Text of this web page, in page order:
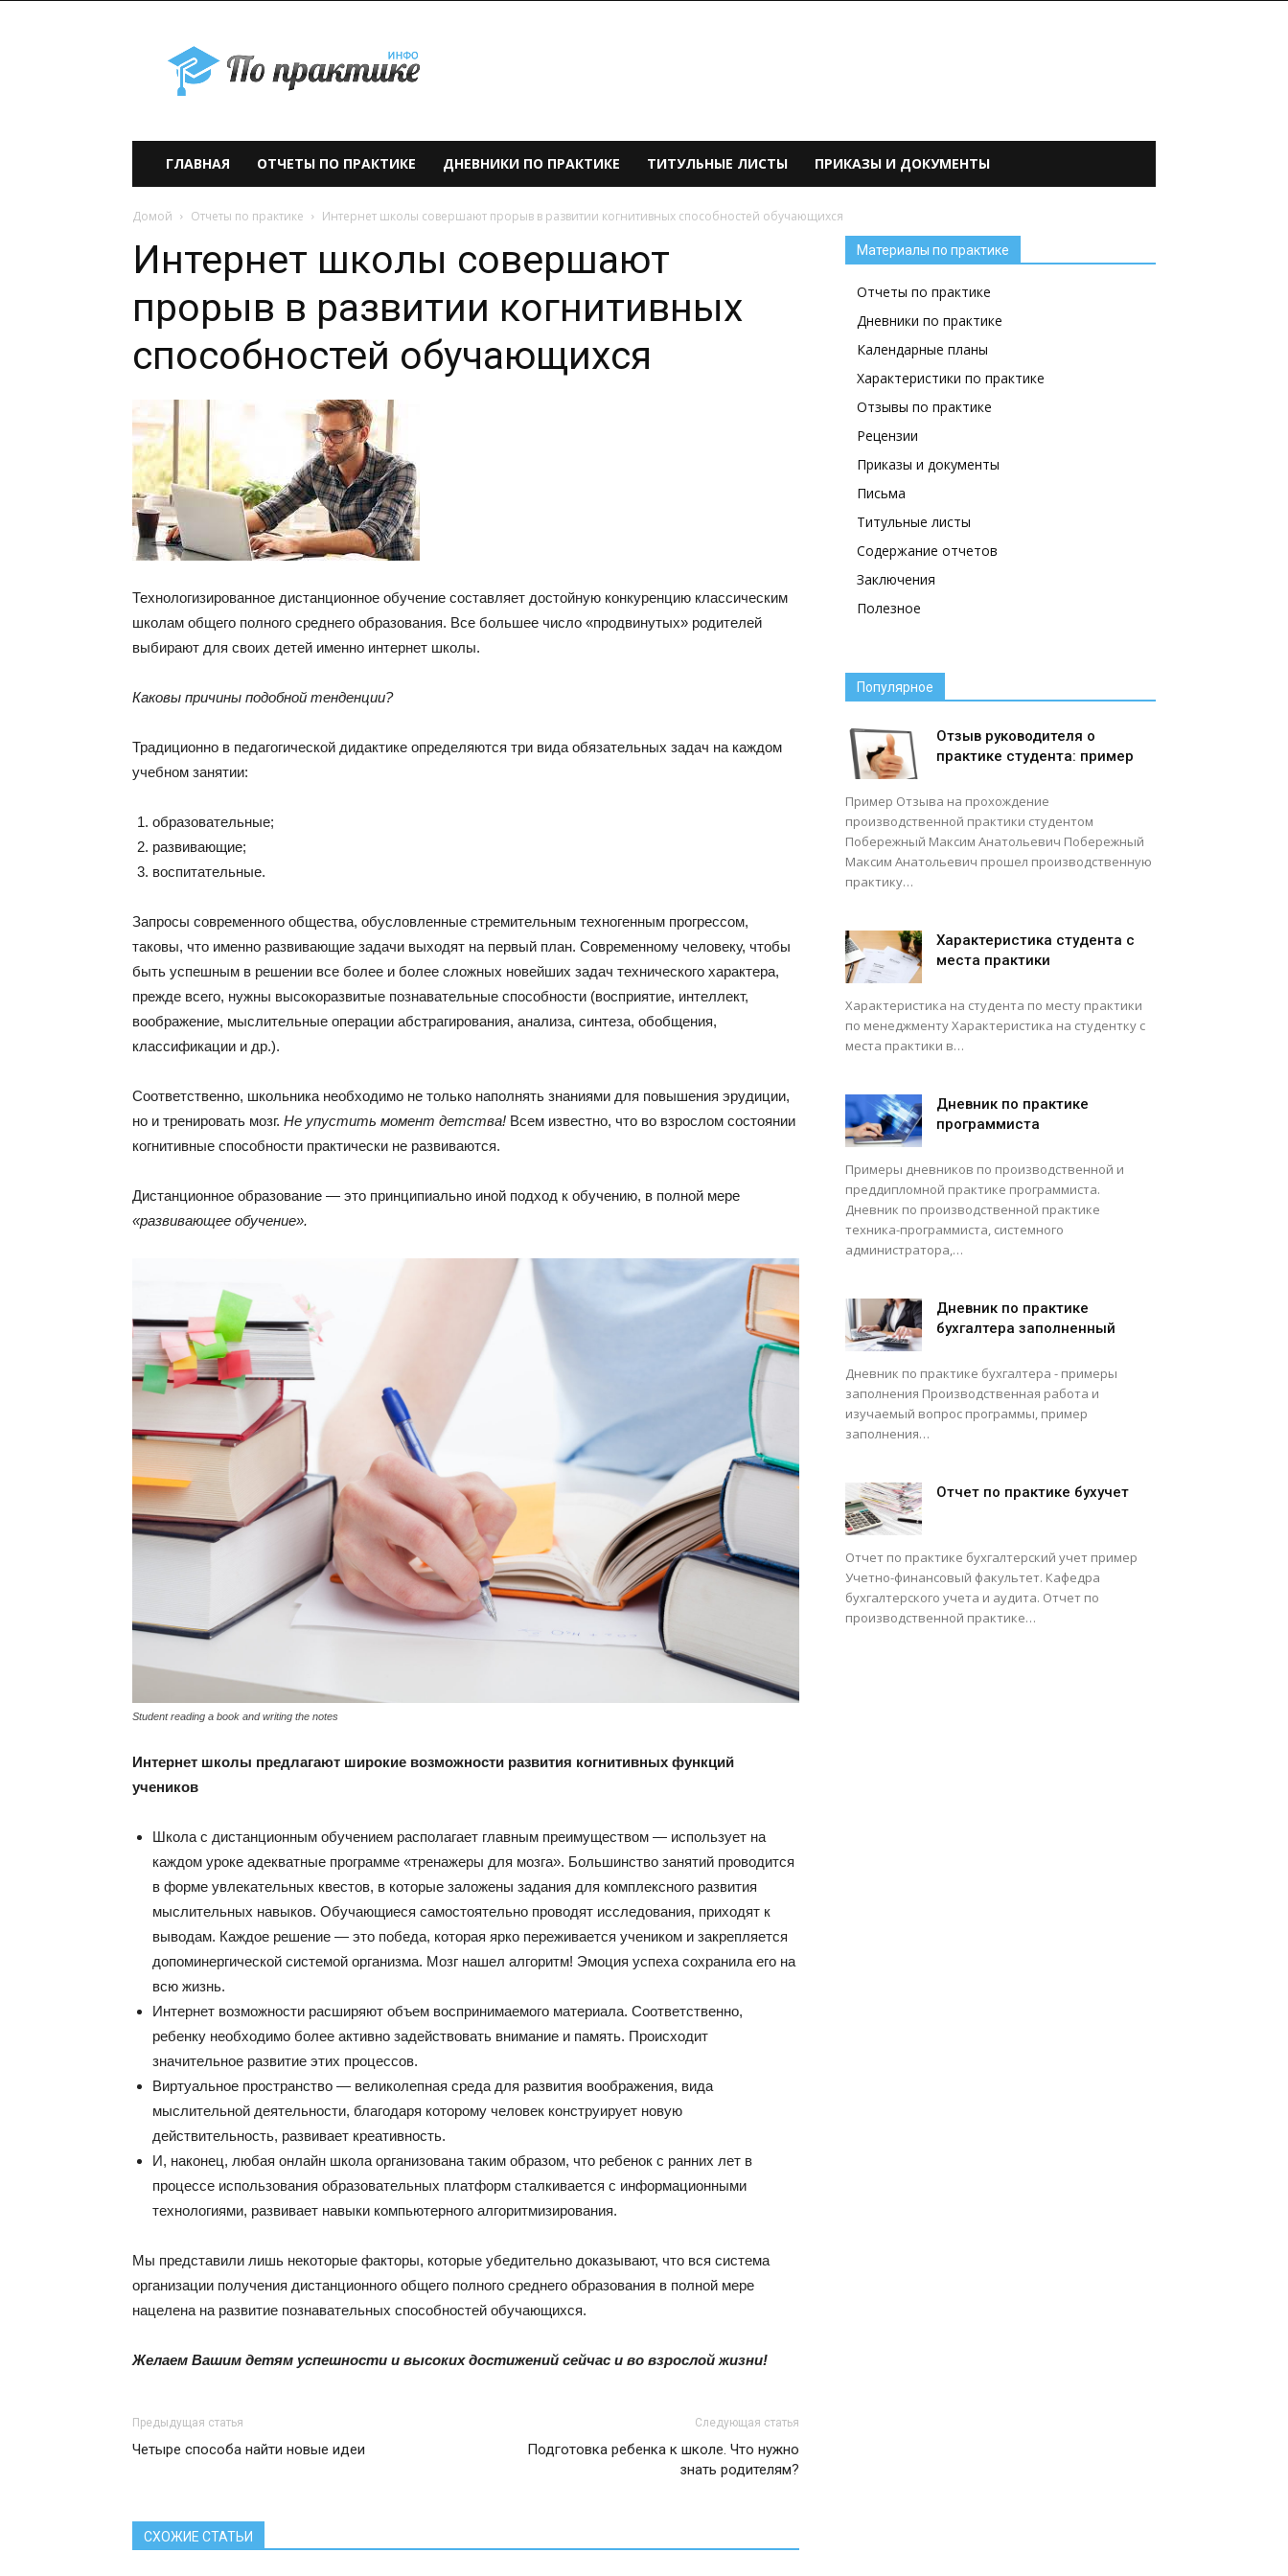
практике» —
учебно-
образовательный
ГЛАВНАЯ ОТЧЕТЫ ПО ПРАКТИКЕ ДНЕВНИКИ ПО ПРАКТИКЕ ТИТУЛЬНЫЕ ЛИСТЫ ПРИКАЗЫ И ДОКУМЕНТЫ
Домой Отчеты по практике Интернет школы совершают прорыв в развитии когнитивных способностей обучающихся
Интернет школы совершают
прорыв в развитии когнитивных
способностей обучающихся
Технологизированное дистанционное обучение составляет достойную конкуренцию классическим
школам общего полного среднего образования. Все большее число «продвинутых» родителей
выбирают для своих детей именно интернет школы.
Каковы причины подобной тенденции?
Традиционно в педагогической дидактике определяются три вида обязательных задач на каждом
учебном занятии:
образовательные;
развивающие;
воспитательные.
Запросы современного общества, обусловленные стремительным техногенным прогрессом,
таковы, что именно развивающие задачи выходят на первый план. Современному человеку, чтобы
быть успешным в решении все более и более сложных новейших задач технического характера,
прежде всего, нужны высокоразвитые познавательные способности (восприятие, интеллект,
воображение, мыслительные операции абстрагирования, анализа, синтеза, обобщения,
классификации и др.).
Соответственно, школьника необходимо не только наполнять знаниями для повышения эрудиции,
но и тренировать мозг. Не упустить момент детства! Всем известно, что во взрослом состоянии
когнитивные способности практически не развиваются.
Дистанционное образование — это принципиально иной подход к обучению, в полной мере
«развивающее обучение».
Student reading a book and writing the notes
Интернет школы предлагают широкие возможности развития когнитивных функций
учеников
Школа с дистанционным обучением располагает главным преимуществом — использует на
каждом уроке адекватные программе «тренажеры для мозга». Большинство занятий проводится
в форме увлекательных квестов, в которые заложены задания для комплексного развития
мыслительных навыков. Обучающиеся самостоятельно проводят исследования, приходят к
выводам. Каждое решение — это победа, которая ярко переживается учеником и закрепляется
допоминергической системой организма. Мозг нашел алгоритм! Эмоция успеха сохранила его на
всю жизнь.
Интернет возможности расширяют объем воспринимаемого материала. Соответственно,
ребенку необходимо более активно задействовать внимание и память. Происходит
значительное развитие этих процессов.
Виртуальное пространство — великолепная среда для развития воображения, вида
мыслительной деятельности, благодаря которому человек конструирует новую
действительность, развивает креативность.
И, наконец, любая онлайн школа организована таким образом, что ребенок с ранних лет в
процессе использования образовательных платформ сталкивается с информационными
технологиями, развивает навыки компьютерного алгоритмизирования.
Мы представили лишь некоторые факторы, которые убедительно доказывают, что вся система
организации получения дистанционного общего полного среднего образования в полной мере
нацелена на развитие познавательных способностей обучающихся.
Желаем Вашим детям успешности и высоких достижений сейчас и во взрослой жизни!
Предыдущая статья
Четыре способа найти новые идеи
Следующая статья
Подготовка ребенка к школе. Что нужно
знать родителям?
СХОЖИЕ СТАТЬИ
Материалы по практике
Отчеты по практике
Дневники по практике
Календарные планы
Характеристики по практике
Отзывы по практике
Рецензии
Приказы и документы
Письма
Титульные листы
Содержание отчетов
Заключения
Полезное
Популярное
Отзыв руководителя о
практике студента: пример
Пример Отзыва на прохождение
производственной практики студентом
Побережный Максим Анатольевич Побережный
Максим Анатольевич прошел производственную
практику…
Характеристика студента с
места практики
Характеристика на студента по месту практики
по менеджменту Характеристика на студентку с
места практики в…
Дневник по практике
программиста
Примеры дневников по производственной и
преддипломной практике программиста.
Дневник по производственной практике
техника-программиста, системного
администратора,…
Дневник по практике
бухгалтера заполненный
Дневник по практике бухгалтера - примеры
заполнения Производственная работа и
изучаемый вопрос программы, пример
заполнения…
Отчет по практике бухучет
Отчет по практике бухгалтерский учет пример
Учетно-финансовый факультет. Кафедра
бухгалтерского учета и аудита. Отчет по
производственной практике…